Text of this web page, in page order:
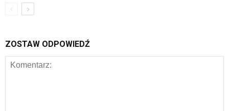
ZOSTAW ODPOWIEDŹ